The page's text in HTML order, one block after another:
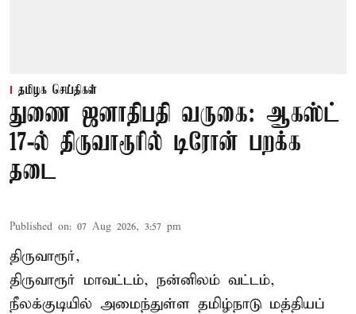
தமிழக செய்திகள்
துணை ஜனாதிபதி வருகை: ஆகஸ்ட்
17-ல் திருவாரூரில் டிரோன் பறக்க
தடை
Published on: 07 Aug 2026, 3:57 pm
திருவாரூர்,
திருவாரூர் மாவட்டம், நன்னிலம் வட்டம்,
நீலக்குடியில் அமைந்துள்ள தமிழ்நாடு மத்தியப்